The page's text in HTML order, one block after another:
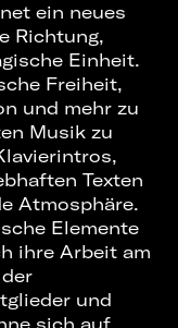
ein neues
Richtung,
Einheit.
Freiheit,
und mehr zu
Musik zu
Texten
Atmosphäre.
Elemente
ihre Arbeit am
und